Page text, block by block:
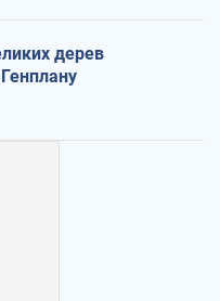
дерев